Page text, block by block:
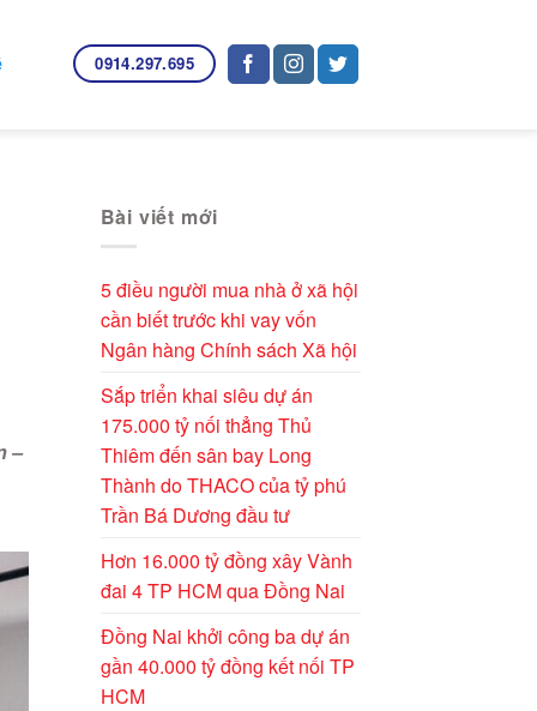
0914.297.695
–
Bài viết mới
5 điều người mua nhà ở xã hội
cần biết trước khi vay vốn
Ngân hàng Chính sách Xã hội
Sắp triển khai siêu dự án
175.000 tỷ nối thẳng Thủ
Thiêm đến sân bay Long
Thành do THACO của tỷ phú
Trần Bá Dương đầu tư
Hơn 16.000 tỷ đồng xây Vành
đai 4 TP HCM qua Đồng Nai
Đồng Nai khởi công ba dự án
gần 40.000 tỷ đồng kết nối TP
HCM